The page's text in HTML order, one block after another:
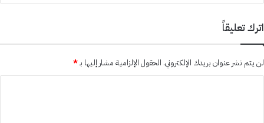
اترك تعليقاً
لن يتم نشر عنوان بريدك الإلكتروني. الحقول الإلزامية مشار إليها بـ*